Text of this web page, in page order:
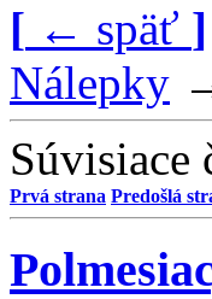
[ ← späť ]
Nálepky
Súvisiace
Prvá strana Predošlá